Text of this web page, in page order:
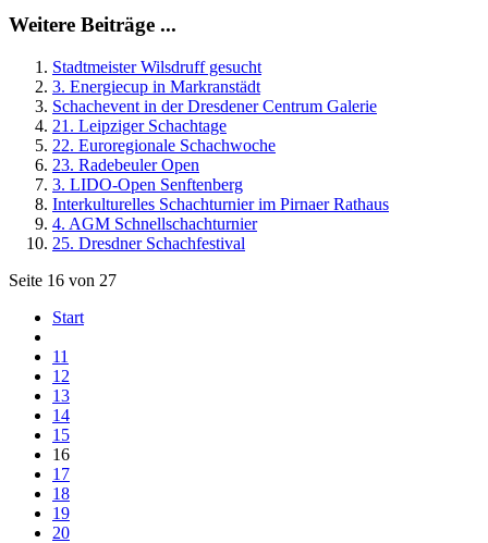
Weitere Beiträge ...
Stadtmeister Wilsdruff gesucht
3. Energiecup in Markranstädt
Schachevent in der Dresdener Centrum Galerie
21. Leipziger Schachtage
22. Euroregionale Schachwoche
23. Radebeuler Open
3. LIDO-Open Senftenberg
Interkulturelles Schachturnier im Pirnaer Rathaus
4. AGM Schnellschachturnier
25. Dresdner Schachfestival
Seite 16 von 27
Start
11
12
13
14
15
16
17
18
19
20